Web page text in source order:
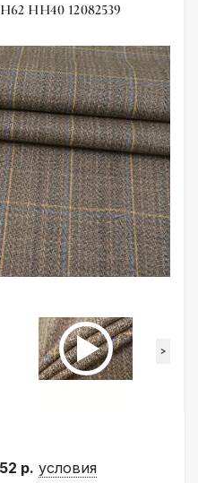
HH40 12082539
>
р. условия